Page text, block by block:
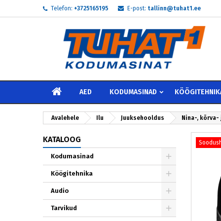
Telefon: +3725165195 E-post: tallinn@tuhat1.ee
AVALEHELE
AED KODUMASINAD
Avalehele Ilu Juuksehooldus Nina-,
KATALOOG
Kodumasinad
Köögitehnika
Audio
Tarvikud